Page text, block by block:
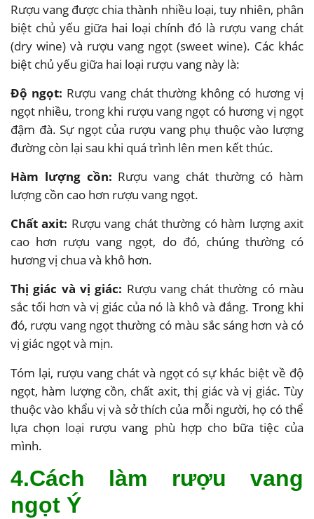
Rượu vang được chia thành nhiều loại, tuy nhiên, phân
biệt chủ yếu giữa hai loại chính đó là rượu vang chát
(dry wine) và rượu vang ngọt (sweet wine). Các khác
biệt chủ yếu giữa hai loại rượu vang này là:
Độ ngọt: Rượu vang chát thường không có hương vị
ngọt nhiều, trong khi rượu vang ngọt có hương vị ngọt
đậm đà. Sự ngọt của rượu vang phụ thuộc vào lượng
đường còn lại sau khi quá trình lên men kết thúc.
Hàm lượng cồn: Rượu vang chát thường có hàm
lượng cồn cao hơn rượu vang ngọt.
Chất axit: Rượu vang chát thường có hàm lượng axit
cao hơn rượu vang ngọt, do đó, chúng thường có
hương vị chua và khô hơn.
Thị giác và vị giác: Rượu vang chát thường có màu
sắc tối hơn và vị giác của nó là khô và đắng. Trong khi
đó, rượu vang ngọt thường có màu sắc sáng hơn và có
vị giác ngọt và mịn.
Tóm lại, rượu vang chát và ngọt có sự khác biệt về độ
ngọt, hàm lượng cồn, chất axit, thị giác và vị giác. Tùy
thuộc vào khẩu vị và sở thích của mỗi người, họ có thể
lựa chọn loại rượu vang phù hợp cho bữa tiệc của
mình.
4.Cách làm rượu vang
ngọt Ý